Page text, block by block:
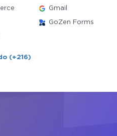
Gmail
GoZen Forms
(+216)